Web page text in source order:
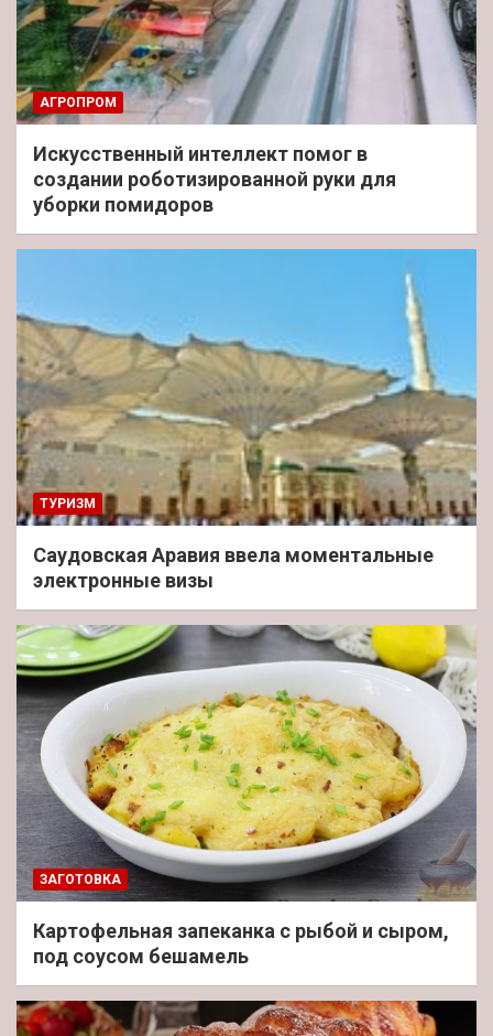
АГРОПРОМ
Искусственный интеллект помог в
создании роботизированной руки для
уборки помидоров
ТУРИЗМ
Саудовская Аравия ввела моментальные
электронные визы
ЗАГОТОВКА
Картофельная запеканка с рыбой и сыром,
под соусом бешамель